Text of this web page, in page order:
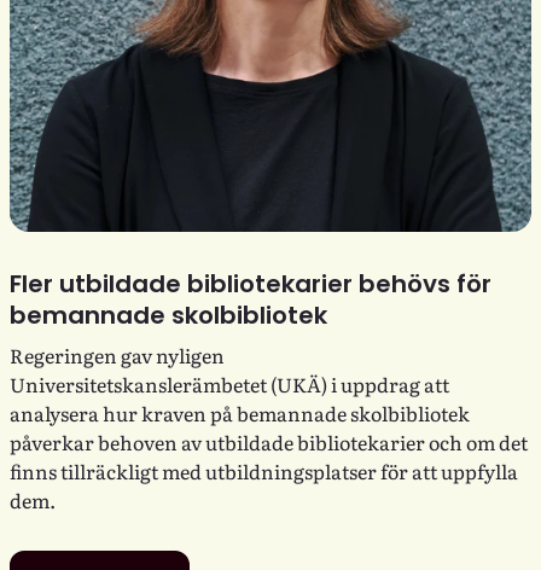
Fler utbildade bibliotekarier behövs för
bemannade skolbibliotek
Regeringen gav nyligen
Universitetskanslerämbetet (UKÄ) i uppdrag att
analysera hur kraven på bemannade skolbibliotek
påverkar behoven av utbildade bibliotekarier och om det
finns tillräckligt med utbildningsplatser för att uppfylla
dem.